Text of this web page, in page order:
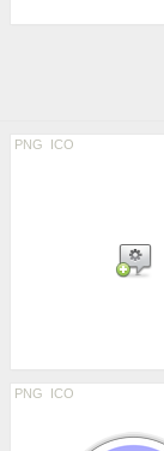
PNG ICO
PNG ICO